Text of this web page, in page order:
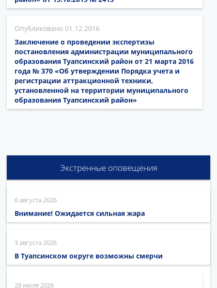
01.12.2016
Заключение о проведении экспертизы
постановления администрации муниципального
образования Туапсинский район от 21 марта 2016
года № 370 «Об утверждении Порядка учета и
регистрации аттракционной техники,
установленной на территории муниципального
образования Туапсинский район»
Экстренные оповещения
6 августа 2026
Внимание! Ожидается сильная жара
3 августа 2026
В Туапсинском округе возможны смерчи
28 июля 2026